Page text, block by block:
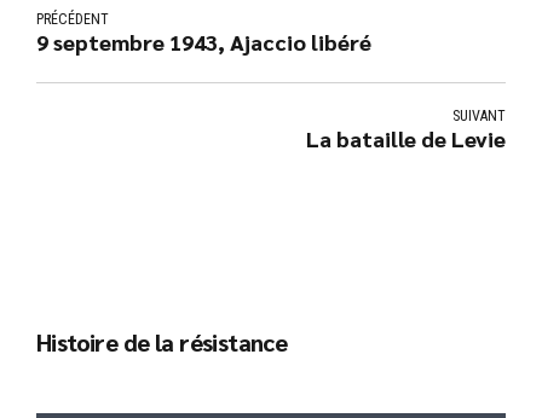
PRÉCÉDENT
9 septembre 1943, Ajaccio libéré
SUIVANT
La bataille de Levie
Histoire de la résistance